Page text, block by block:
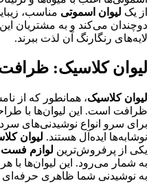
از یک لیوان اسموتی مناسب،
دوچندان می‌کند و به مشتریان
لایه‌های رنگارنگ آن لذت ببرند.
لیوان کلاسیک:
لیوان کلاسیک، همانطور که از
ظرافت است. این لیوان‌ها با
برای سرو انواع نوشیدنی‌های سرد
نوشابه‌ها ایده‌آل هستند. لیوان
یکی از پرفروش‌ترین لوازم فست
به شمار می‌رود. این لیوان‌ها با
به نوشیدنی شما ظاهری